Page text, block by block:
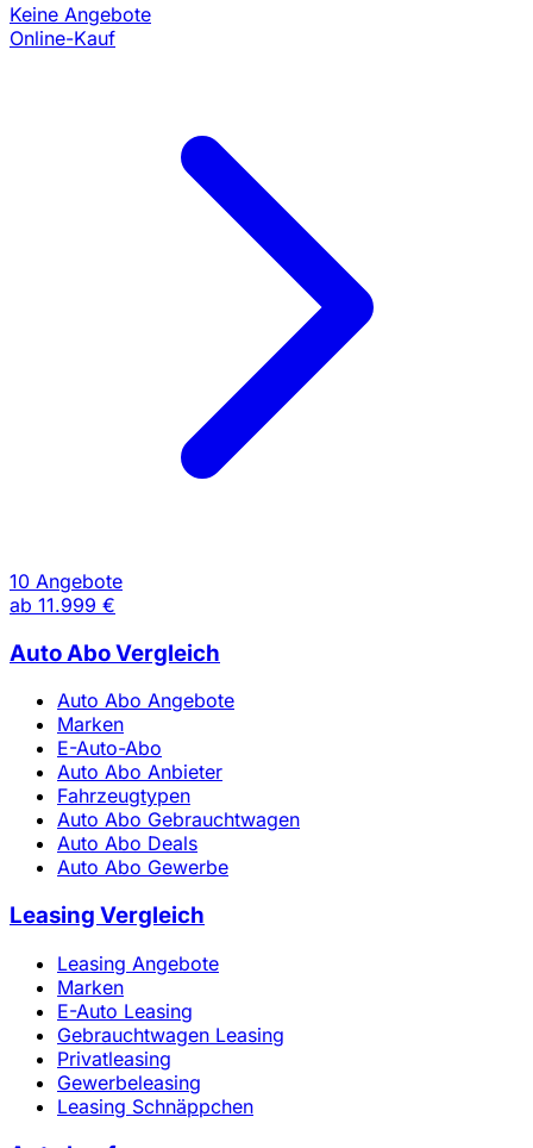
Keine Angebote
Online-Kauf
10 Angebote
ab 11.999 €
Auto Abo Vergleich
Auto Abo Angebote
Marken
E-Auto-Abo
Auto Abo Anbieter
Fahrzeugtypen
Auto Abo Gebrauchtwagen
Auto Abo Deals
Auto Abo Gewerbe
Leasing Vergleich
Leasing Angebote
Marken
E-Auto Leasing
Gebrauchtwagen Leasing
Privatleasing
Gewerbeleasing
Leasing Schnäppchen